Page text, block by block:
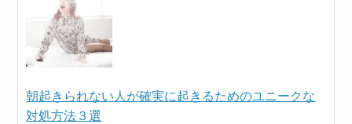
朝起きられない人が確実に起きるためのユニークな
対処方法３選